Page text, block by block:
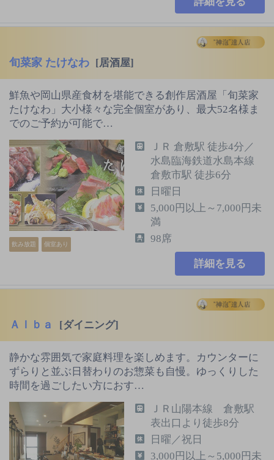
旬菜家 たけなわ [居酒屋]
鮮魚や岡山県産食材を堪能できる創作居酒屋「旬菜家
たけなわ」大小様々な完全個室があり、最大52名様ま
でのご予約が可能で…
飲み放題 個室あり
ＪＲ 倉敷駅 徒歩4分／
水島臨海鉄道水島本線
倉敷市駅 徒歩6分
日曜日
5,000円以上～7,000円未
満
98席
詳細を見る
Ａｌｂａ [ダイニング]
静かな雰囲気で家庭料理を楽しめます。カウンターに
ずらりと並ぶ日替わりのお惣菜も自慢。ゆっくりした
時間を過ごしたい方におす…
ＪＲ山陽本線 倉敷駅
表出口より徒歩8分
日曜／祝日
3,000円以上～5,000円未